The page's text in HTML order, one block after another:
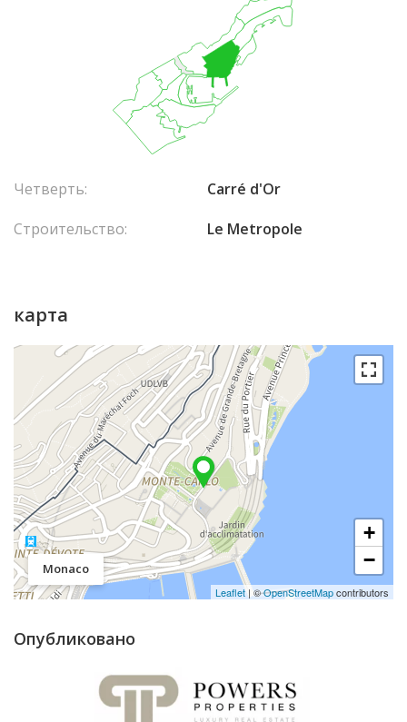
Четверть:
Carré d'Or
Строительство:
Le Metropole
карта
Monaco
+
−
Leaflet| ©OpenStreetMapcontributors
Опубликовано